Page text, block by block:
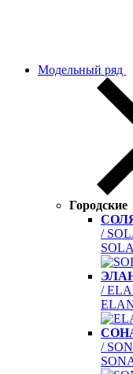
Модельный ряд
Городские
/
/
/